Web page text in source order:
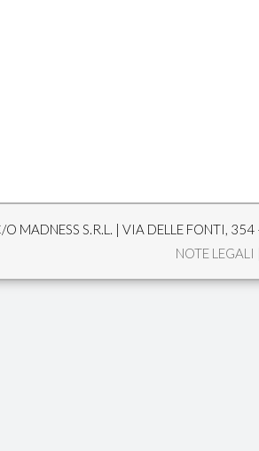
MADNESS S.R.L. | VIA DELLE FONTI,
NOTE LEGALI